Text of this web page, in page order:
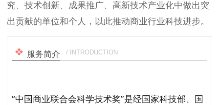
究、技术创新、成果推广、高新技术产业化中做出突
出贡献的单位和个人，以此推动商业行业科技进步。
服务简介 / INTRODUCTION
“中国商业联合会科学技术奖”是经国家科技部、国